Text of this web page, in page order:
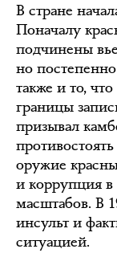
В стране
Поначалу
подчинены
но
также и то,
границы
призывал
оружие
и коррупция
масштабов. В
инсульт и
ситуацией.